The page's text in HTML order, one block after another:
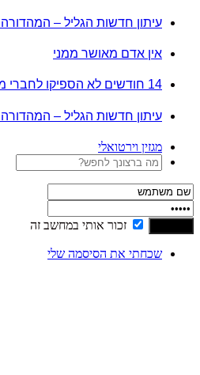
עיתון חדשות הגליל – המהדורה
אין אדם מאושר ממני
14 חודשים לא הספיקו לחברי מועצת העיר לבחור נציגים למועצה הדתית
עיתון חדשות הגליל – המהדורה
מגזין וירטואלי
זכור אותי במחשב זה
שכחתי את הסיסמה שלי